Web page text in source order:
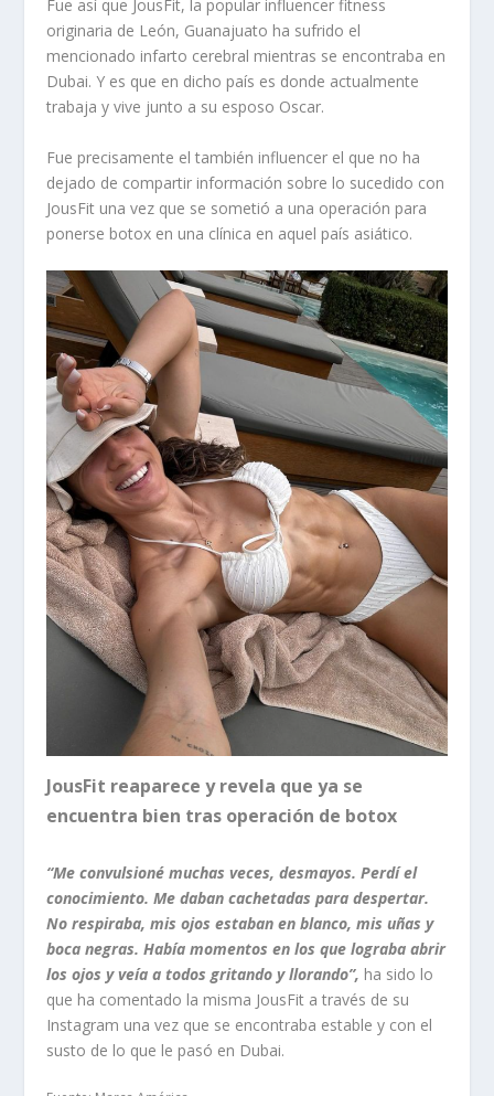
Fue así que JousFit, la popular influencer fitness
originaria de León, Guanajuato ha sufrido el
mencionado infarto cerebral mientras se encontraba en
Dubai. Y es que en dicho país es donde actualmente
trabaja y vive junto a su esposo Oscar.
Fue precisamente el también influencer el que no ha
dejado de compartir información sobre lo sucedido con
JousFit una vez que se sometió a una operación para
ponerse botox en una clínica en aquel país asiático.
JousFit reaparece y revela que ya se
encuentra bien tras operación de botox
“Me convulsioné muchas veces, desmayos. Perdí el
conocimiento. Me daban cachetadas para despertar.
No respiraba, mis ojos estaban en blanco, mis uñas y
boca negras. Había momentos en los que lograba abrir
los ojos y veía a todos gritando y llorando”, ha sido lo
que ha comentado la misma JousFit a través de su
Instagram una vez que se encontraba estable y con el
susto de lo que le pasó en Dubai.